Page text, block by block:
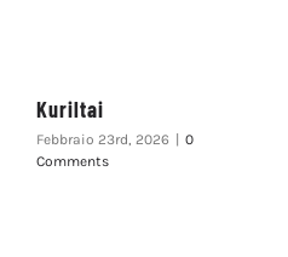
Kuriltai
Febbraio 23rd, 2026
0
Comments